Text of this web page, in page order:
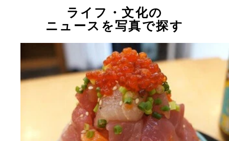
ライフ・文化の
ニュースを写真で探す